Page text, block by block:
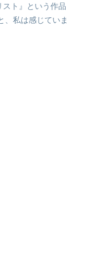
スト』という作品
、私は感じていま